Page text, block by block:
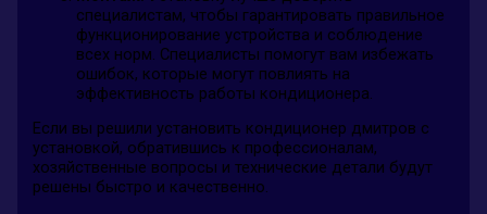
специалистам, чтобы гарантировать правильное
функционирование устройства и соблюдение
всех норм. Специалисты помогут вам избежать
ошибок, которые могут повлиять на
эффективность работы кондиционера.
Если вы решили установить кондиционер дмитров с
установкой, обратившись к профессионалам,
хозяйственные вопросы и технические детали будут
решены быстро и качественно.